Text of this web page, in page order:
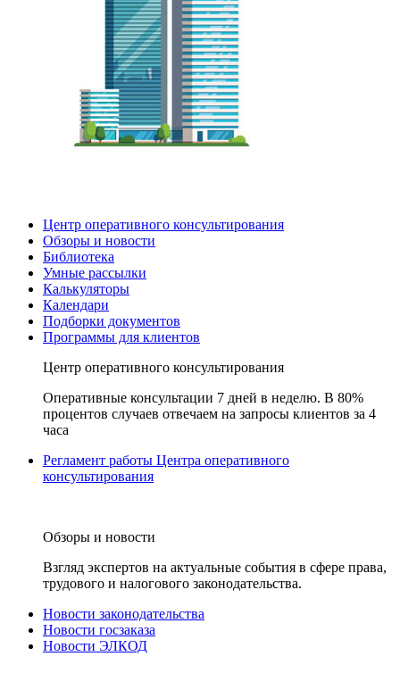
Центр оперативного консультирования
Обзоры и новости
Библиотека
Умные рассылки
Калькуляторы
Календари
Подборки документов
Программы для клиентов
Центр оперативного консультирования
Оперативные консультации 7 дней в неделю. В 80%
процентов случаев отвечаем на запросы клиентов за 4
часа
Регламент работы Центра оперативного
консультирования
Обзоры и новости
Взгляд экспертов на актуальные события в сфере права,
трудового и налогового законодательства.
Новости законодательства
Новости госзаказа
Новости ЭЛКОД